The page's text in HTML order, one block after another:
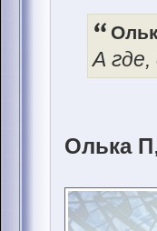
А
Олька П